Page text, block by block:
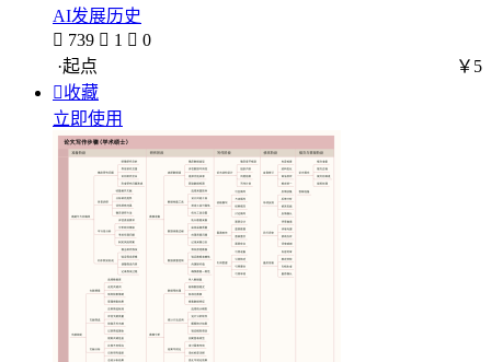
AI发展历史
 739  1  0
·起点
￥5
收藏
立即使用